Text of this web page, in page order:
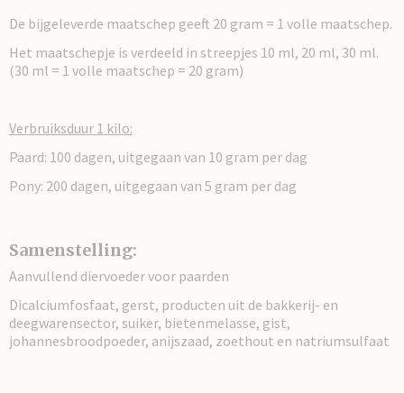
De bijgeleverde maatschep geeft 20 gram = 1 volle maatschep.
Het maatschepje is verdeeld in streepjes 10 ml, 20 ml, 30 ml.
(30 ml = 1 volle maatschep = 20 gram)
Verbruiksduur 1 kilo:
Paard: 100 dagen, uitgegaan van 10 gram per dag
Pony: 200 dagen, uitgegaan van 5 gram per dag
Samenstelling:
Aanvullend diervoeder voor paarden
Dicalciumfosfaat, gerst, producten uit de bakkerij- en
deegwarensector, suiker, bietenmelasse, gist,
johannesbroodpoeder, anijszaad, zoethout en natriumsulfaat